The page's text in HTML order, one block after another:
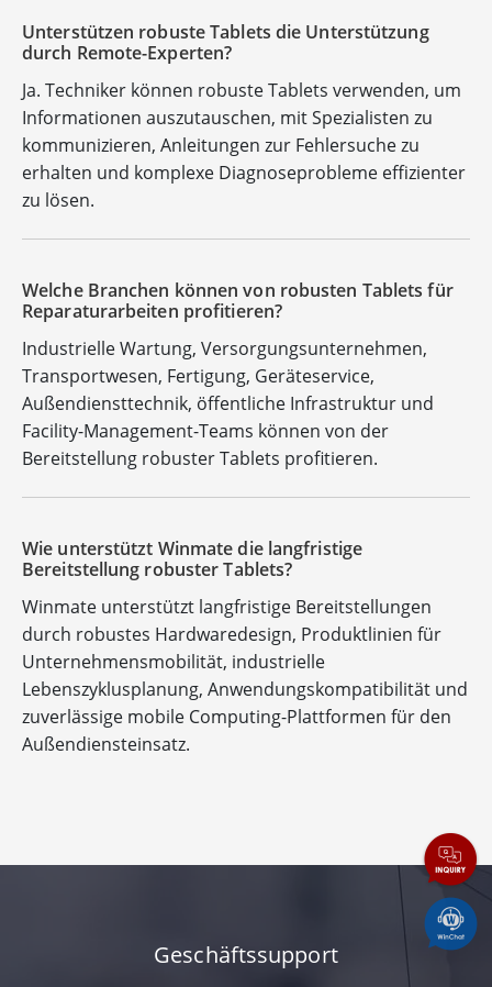
Unterstützen robuste Tablets die Unterstützung
durch Remote-Experten?
Ja. Techniker können robuste Tablets verwenden, um
Informationen auszutauschen, mit Spezialisten zu
kommunizieren, Anleitungen zur Fehlersuche zu
erhalten und komplexe Diagnoseprobleme effizienter
zu lösen.
Welche Branchen können von robusten Tablets für
Reparaturarbeiten profitieren?
Industrielle Wartung, Versorgungsunternehmen,
Transportwesen, Fertigung, Geräteservice,
Außendiensttechnik, öffentliche Infrastruktur und
Facility-Management-Teams können von der
Bereitstellung robuster Tablets profitieren.
Wie unterstützt Winmate die langfristige
Bereitstellung robuster Tablets?
Winmate unterstützt langfristige Bereitstellungen
durch robustes Hardwaredesign, Produktlinien für
Unternehmensmobilität, industrielle
Lebenszyklusplanung, Anwendungskompatibilität und
zuverlässige mobile Computing-Plattformen für den
Außendiensteinsatz.
Geschäftssupport